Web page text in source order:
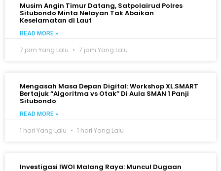
Musim Angin Timur Datang, Satpolairud Polres
Situbondo Minta Nelayan Tak Abaikan
Keselamatan di Laut
READ MORE »
7 jam Yang Lalu 7 jam Yang Lalu
Mengasah Masa Depan Digital: Workshop XL.SMART
Bertajuk “Algoritma vs Otak” Di Aula SMAN 1 Panji
Situbondo
READ MORE »
1 hari Yang Lalu 1 hari Yang Lalu
Investigasi IWOI Malang Raya: Muncul Dugaan